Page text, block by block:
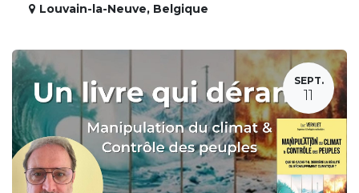
Louvain-la-Neuve, Belgique
SEPT.
11